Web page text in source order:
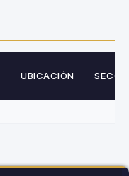
UBICACIÓN